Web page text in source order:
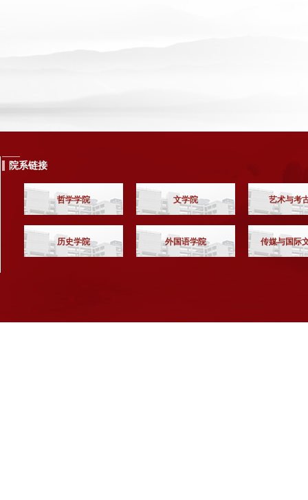
院系链接
哲学学院 文学院 艺术与考
历史学院 外国语学院 传媒与国际